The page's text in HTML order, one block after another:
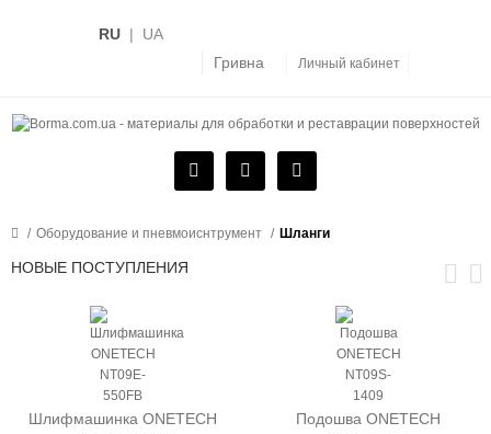
RU |
UA
Гривна
Личный кабинет
Оборудование и пневмоиснтрумент Шланги
НОВЫЕ ПОСТУПЛЕНИЯ
Шлифмашинка ONETECH
Подошва ONETECH